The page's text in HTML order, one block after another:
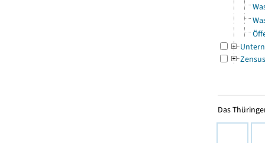
Zensus
Das